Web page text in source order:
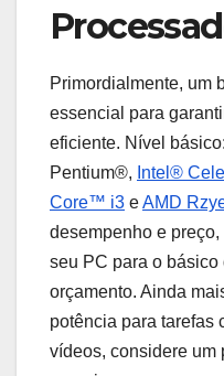
Primordialmente, um
essencial para
eficiente. Nível
Pentium®, Intel®
Core™ i3 eAMD
desempenho e
seu PC para o básico
orçamento. Ainda
potência para tarefas
vídeos, considere um